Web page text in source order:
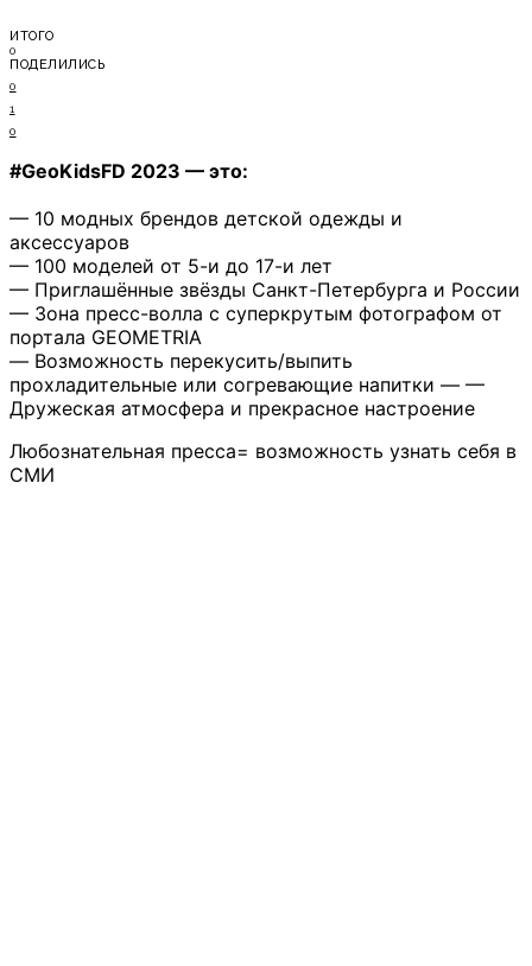
ИТОГО
0
ПОДЕЛИЛИСЬ
0
1
0
#GeoKidsFD 2023 — это:
— 10 модных брендов детской одежды и
аксессуаров
— 100 моделей от 5-и до 17-и лет
— Приглашённые звёзды Санкт-Петербурга и России
— Зона пресс-волла с суперкрутым фотографом от
портала GEOMETRIA
— Возможность перекусить/выпить
прохладительные или согревающие напитки — —
Дружеская атмосфера и прекрасное настроение
Любознательная пресса= возможность узнать себя в
СМИ